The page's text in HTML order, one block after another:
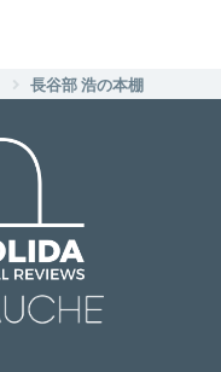
長谷部 浩の本棚